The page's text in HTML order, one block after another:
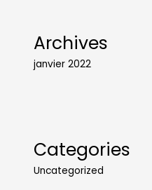
Archives
janvier 2022
Categories
Uncategorized